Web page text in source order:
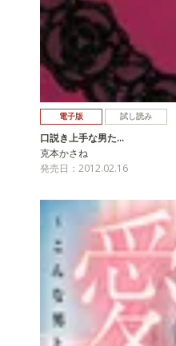
電子版 試し読み
口説き上手な男た…
克本かさね
発売日：2012.02.16